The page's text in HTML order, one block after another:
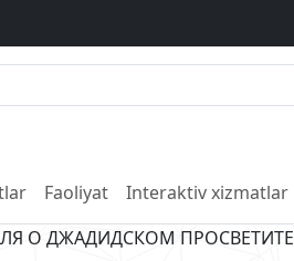
Faoliyat Interaktiv xizmatlar
О ДЖАДИДСКОМ